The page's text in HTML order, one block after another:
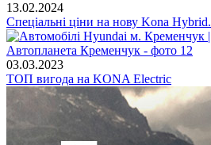
13.02.2024
Спеціальні ціни на нову Kona Hybrid.
03.03.2023
ТОП вигода на KONA Electric